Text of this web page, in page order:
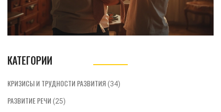
КАТЕГОРИИ
КРИЗИСЫ И ТРУДНОСТИ РАЗВИТИЯ (34)
РАЗВИТИЕ РЕЧИ (25)